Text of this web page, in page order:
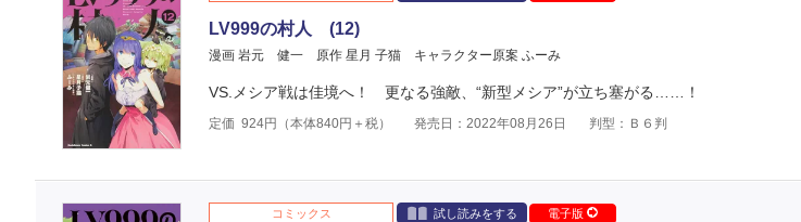
LV999の村人 (12)
漫画 岩元 健一 原作 星月 子猫 キャラクター原案 ふーみ
VS.メシア戦は佳境へ！ 更なる強敵、“新型メシア”が立ち塞がる……！
定価 924円（本体840円＋税） 発売日：2022年08月26日 判型：Ｂ６判
コミックス 試し読みをする 電子版